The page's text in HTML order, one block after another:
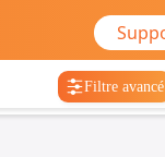
Filtre avancé